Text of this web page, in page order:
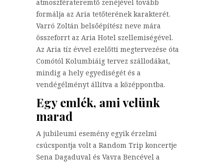
atmoszférateremtő zenéjével tovább
formálja az Aria tetőterének karakterét.
Varró Zoltán belsőépítész neve mára
összeforrt az Aria Hotel szellemiségével.
Az Aria tíz évvel ezelőtti megtervezése óta
Comótól Kolumbiáig tervez szállodákat,
mindig a hely egyediségét és a
vendégélményt állítva a középpontba.
Egy emlék, ami velünk
marad
A jubileumi esemény egyik érzelmi
csúcspontja volt a Random Trip koncertje
Sena Dagaduval és Vavra Bencével a